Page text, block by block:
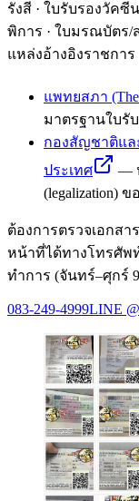
รังสี · ใบรับรองวัคซี
พิการ · ใบมรณบัตร/
แหล่งอ้างอิงราชการ
แพทยสภา (The
มาตรฐานใบรั
กองสัญชาติแล
ประเทศ
—
(legalization)
ต้องการตรวจเอกส
หน้าที่ได้ทางโทรศัพ
ทำการ (จันทร์–ศุกร์
083-249-4999LINE